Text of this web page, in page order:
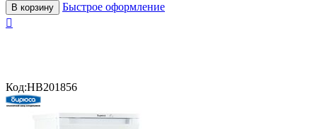
В корзину
Быстрое оформление

Код:HB201856